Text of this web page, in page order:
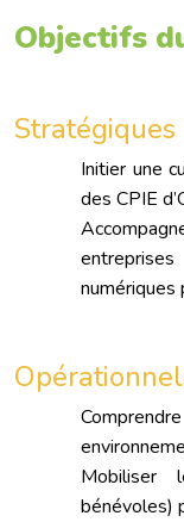
Objectifs
Stratégiques
Initier une
des CPIE
numériques
Mobiliser
bénévoles)